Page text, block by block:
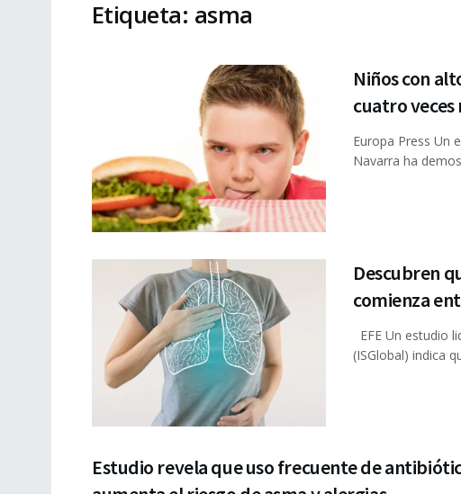
Etiqueta: asma
Niños con
cuatro veces
Europa Press Un
Navarra ha
Descubren
comienza
EFE Un estudio
(ISGlobal) indica
Estudio revela que uso frecuente de